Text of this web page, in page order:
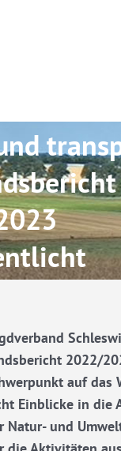
2022/
auf das
Einblicke in die
Natur- und